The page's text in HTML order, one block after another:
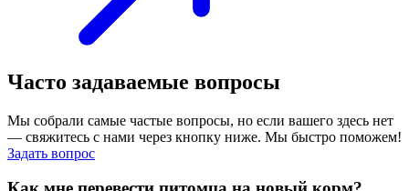
Часто задаваемые вопросы
Мы собрали самые частые вопросы, но если вашего здесь нет
— свяжитесь с нами через кнопку ниже. Мы быстро поможем!
Задать вопрос